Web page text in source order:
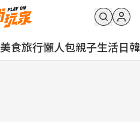
美食旅行懶人包親子生活日韓